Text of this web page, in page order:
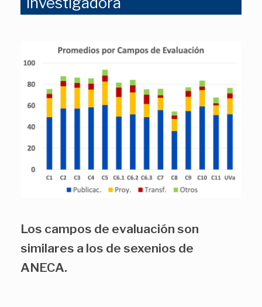
Los campos de evaluación son
similares a los de sexenios de
ANECA.